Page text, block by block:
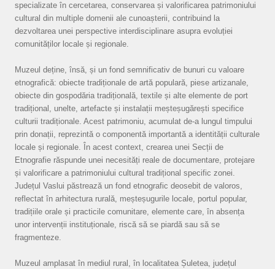
specializate în cercetarea, conservarea și valorificarea patrimoniului
cultural din multiple domenii ale cunoașterii, contribuind la
dezvoltarea unei perspective interdisciplinare asupra evoluției
comunităților locale și regionale.
Muzeul deține, însă, și un fond semnificativ de bunuri cu valoare
etnografică: obiecte tradiționale de artă populară, piese artizanale,
obiecte din gospodăria tradițională, textile și alte elemente de port
tradițional, unelte, artefacte și instalații meșteșugărești specifice
culturii tradiționale. Acest patrimoniu, acumulat de-a lungul timpului
prin donații, reprezintă o componentă importantă a identității culturale
locale și regionale. În acest context, crearea unei Secții de
Etnografie răspunde unei necesități reale de documentare, protejare
și valorificare a patrimoniului cultural tradițional specific zonei.
Județul Vaslui păstrează un fond etnografic deosebit de valoros,
reflectat în arhitectura rurală, meșteșugurile locale, portul popular,
tradițiile orale și practicile comunitare, elemente care, în absența
unor intervenții instituționale, riscă să se piardă sau să se
fragmenteze.
Muzeul amplasat în mediul rural, în localitatea Șuletea, județul